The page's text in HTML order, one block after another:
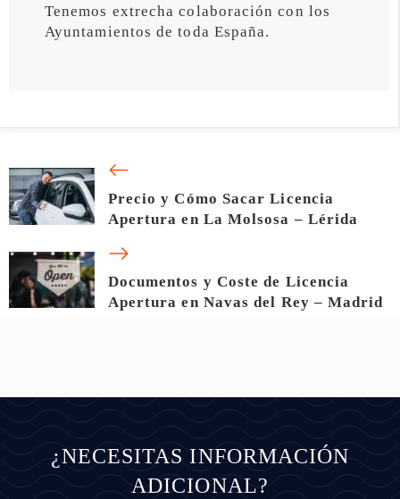
Tenemos extrecha colaboración con los
Ayuntamientos de toda España.
Precio y Cómo Sacar Licencia
Apertura en La Molsosa – Lérida
Documentos y Coste de Licencia
Apertura en Navas del Rey – Madrid
¿NECESITAS INFORMACIÓN
ADICIONAL?